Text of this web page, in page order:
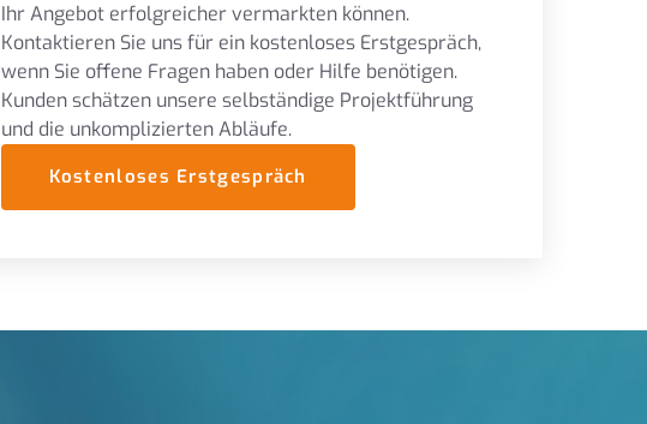
Ihr Angebot erfolgreicher vermarkten können.
Kontaktieren Sie uns für ein kostenloses Erstgespräch,
wenn Sie offene Fragen haben oder Hilfe benötigen.
Kunden schätzen unsere selbständige Projektführung
und die unkomplizierten Abläufe.
Kostenloses Erstgespräch